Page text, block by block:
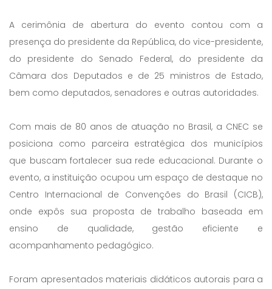
A cerimônia de abertura do evento contou com a
presença do presidente da República, do vice-presidente,
do presidente do Senado Federal, do presidente da
Câmara dos Deputados e de 25 ministros de Estado,
bem como deputados, senadores e outras autoridades.
Com mais de 80 anos de atuação no Brasil, a CNEC se
posiciona como parceira estratégica dos municípios
que buscam fortalecer sua rede educacional. Durante o
evento, a instituição ocupou um espaço de destaque no
Centro Internacional de Convenções do Brasil (CICB),
onde expôs sua proposta de trabalho baseada em
ensino de qualidade, gestão eficiente e
acompanhamento pedagógico.
Foram apresentados materiais didáticos autorais para a